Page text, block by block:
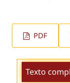
PDF
Texto